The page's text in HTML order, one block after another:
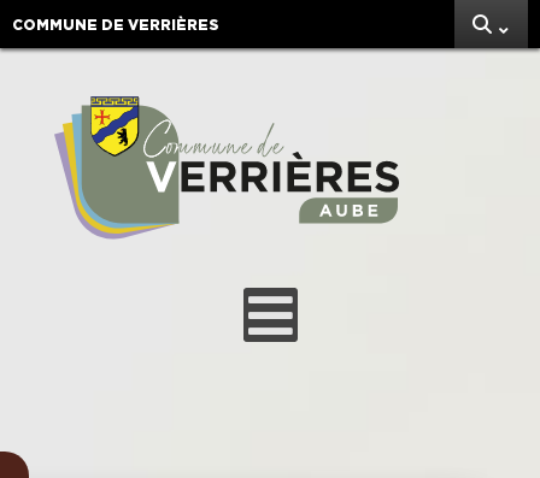
COMMUNE DE VERRIÈRES